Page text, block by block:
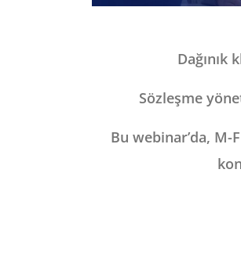
Sözleşme
Bu webinar’da,